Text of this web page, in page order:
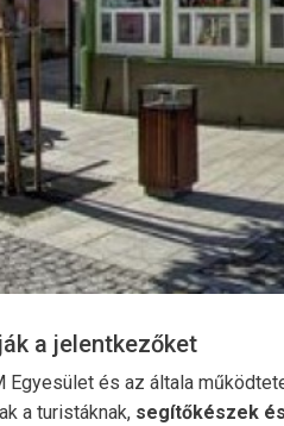
a jelentkezőket
Egyesület és az általa
a turistáknak, segítőkészek